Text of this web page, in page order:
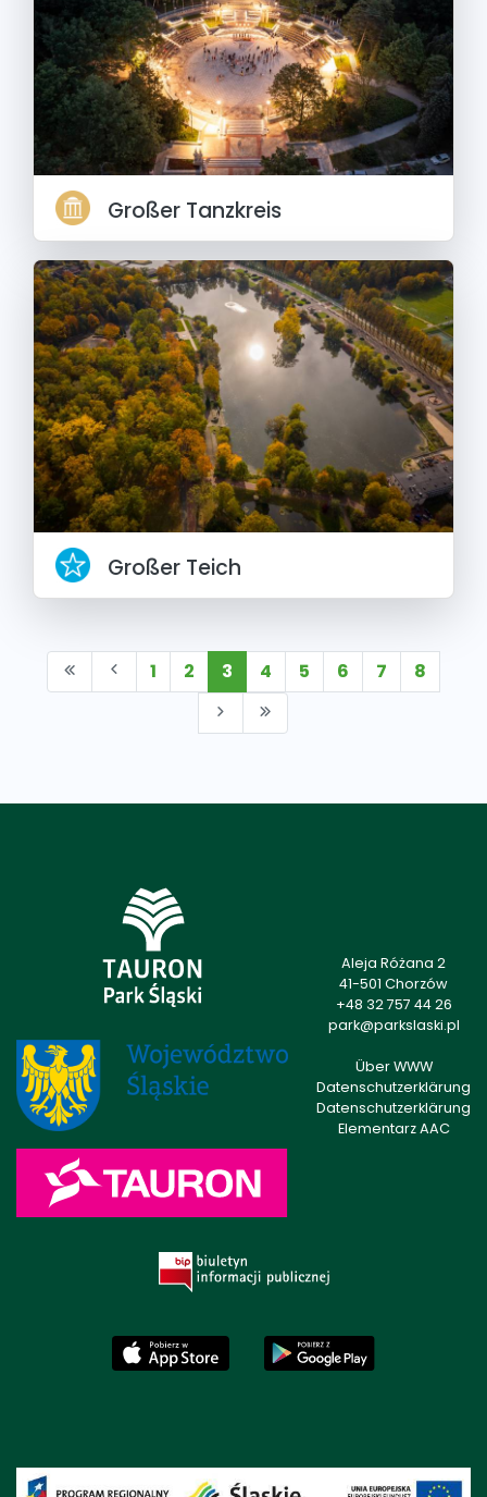
Großer Tanzkreis
Großer Teich
1 2 3 4 5 6 7 8
Aleja Różana 2
41-501 Chorzów
+48 32 757 44 26
park@parkslaski.pl
Über WWW
Datenschutzerklärung
Datenschutzerklärung
Elementarz AAC